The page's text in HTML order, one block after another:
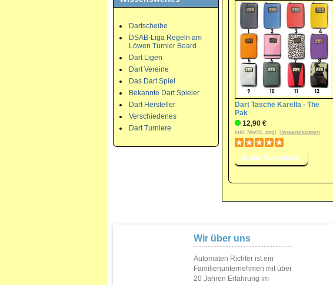
Dartscheibe
DSAB-Liga Regeln am
Löwen Turnier Board
Dart Ligen
Dart Vereine
Das Dart Spiel
Bekannte Dart Spieler
Dart Hersteller
Verschiedenes
Dart Turniere
Dart Tasche Karella - The
Pak
12,90 €
inkl. MwSt, zzgl. Versandkosten
Wir über uns
Automaten Richter ist ein
Familienunternehmen mit über
20 Jahren Erfahrung im